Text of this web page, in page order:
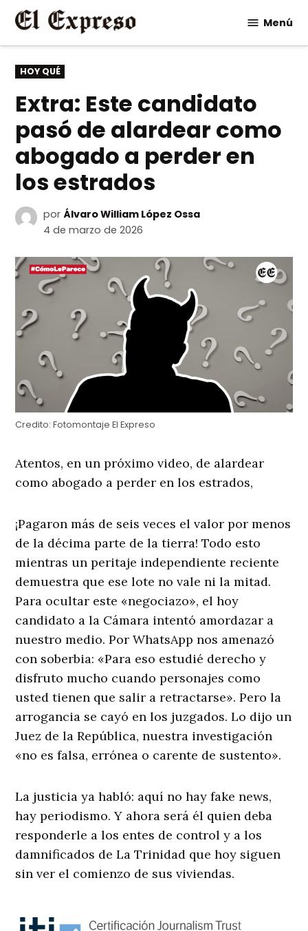
Saltar
contenido
Menú
PUBLICADO
EN
HOY QUÉ
Extra: Este candidato
pasó de alardear como
abogado a perder en
los estrados
por Álvaro William López Ossa
4 de marzo de 2026
Credito: Fotomontaje El Expreso
Atentos, en un próximo video, de alardear
como abogado a perder en los estrados,
¡Pagaron más de seis veces el valor por menos
de la décima parte de la tierra! Todo esto
mientras un peritaje independiente reciente
demuestra que ese lote no vale ni la mitad.
Para ocultar este «negociazo», el hoy
candidato a la Cámara intentó amordazar a
nuestro medio. Por WhatsApp nos amenazó
con soberbia: «Para eso estudié derecho y
disfruto mucho cuando personajes como
usted tienen que salir a retractarse». Pero la
arrogancia se cayó en los juzgados. Lo dijo un
Juez de la República, nuestra investigación
«no es falsa, errónea o carente de sustento».
La justicia ya habló: aquí no hay fake news,
hay periodismo. Y ahora será él quien deba
responderle a los entes de control y a los
damnificados de La Trinidad que hoy siguen
sin ver el comienzo de sus viviendas.